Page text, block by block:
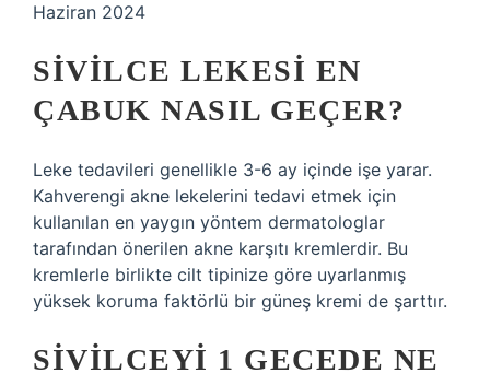
Haziran 2024
SIVILCE LEKESI EN
ÇABUK NASIL GEÇER?
Leke tedavileri genellikle 3-6 ay içinde işe yarar.
Kahverengi akne lekelerini tedavi etmek için
kullanılan en yaygın yöntem dermatologlar
tarafından önerilen akne karşıtı kremlerdir. Bu
kremlerle birlikte cilt tipinize göre uyarlanmış
yüksek koruma faktörlü bir güneş kremi de şarttır.
SIVILCEYI 1 GECEDE NE